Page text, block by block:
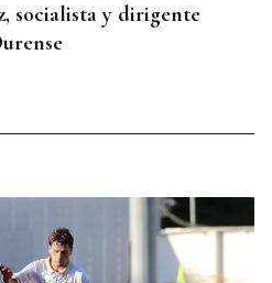
socialista y dirigente